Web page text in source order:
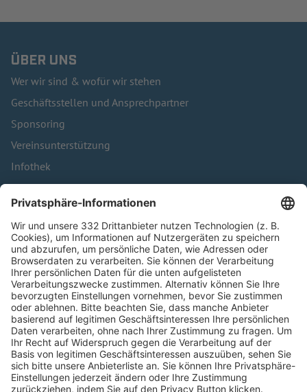
ÜBER UNS
Wer wir sind & wofür wir stehen
Geschäftsstellen und Ansprechpartner
Sponsoring
Vereinsunterstützung
Infothek
Kontakt
HÄUFIG BESUCHTE SEITEN
Pässe und Vereinswechsel
Trainerausbildung
Schulungsangebot Vereinsmitarbeiter
BFV-Geschäftsstellen
Trainerbörse
Login SpielPlus